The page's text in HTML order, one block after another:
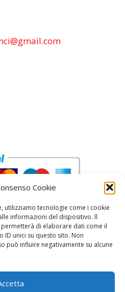
Cookie
utilizziamo tecnologie come i cookie
informazioni del dispositivo. Il
di elaborare dati come il
ID unici su questo sito. Non
può influire negativamente su alcune
Policy and